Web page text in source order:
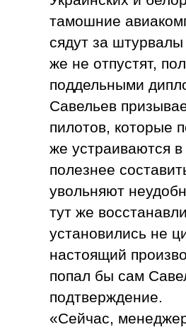
тамошние
сядут за
же не отпустят,
поддельными
Савельев
пилотов, которые
же устраиваются
полезнее
увольняют
тут же
установились не
настоящий
попал бы сам
подтверждение.
«Сейчас,